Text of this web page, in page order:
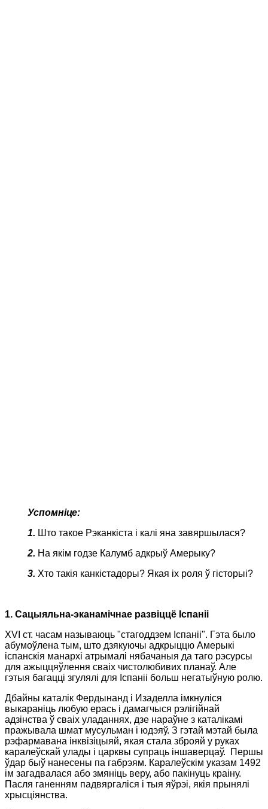
Успомніце:
1. Што такое Рэканкіста і калі яна завяршылася?
2. На якім годзе Калумб адкрыў Амерыку?
3. Хто такія канкістадоры? Якая іх роля ў гісторыі?
1. Сацыяльна-эканамічнае развіццё Іспаніі
ХV I ст. часам называюць "стагоддзем Іспаніі". Гэта было
абумоўлена тым, што дзякуючы адкрыццю Амерыкі
іспанскія манархі атрымалі нябачаныя да таго рэсурсы
для ажыццяўлення сваіх чистолюбивих планаў. Але
гэтыя багацці згулялі для Іспаніі больш негатыўную ролю.
Дбайны каталік Фердынанд і Изаделла імкнуліся
выкараніць любую ерась і дамагчыся рэлігійнай
адзінства ў сваіх уладаннях, дзе нараўне з каталікамі
пражывала шмат мусульман і юдэяў. З гэтай мэтай была
рэфармавана інквізіцыяй, якая стала зброяй у руках
каралеўскай улады і царквы супраць іншаверцаў.
Першы
ўдар быў нанесены па габрэям. Каралеўскім указам 1492
ім загадвалася або змяніць веру, або пакінуць краіну.
Пасля ганенням падвяргаліся і тыя яўрэі, якія прынялі
хрысціянства.